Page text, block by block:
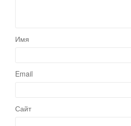
Имя
Email
Сайт